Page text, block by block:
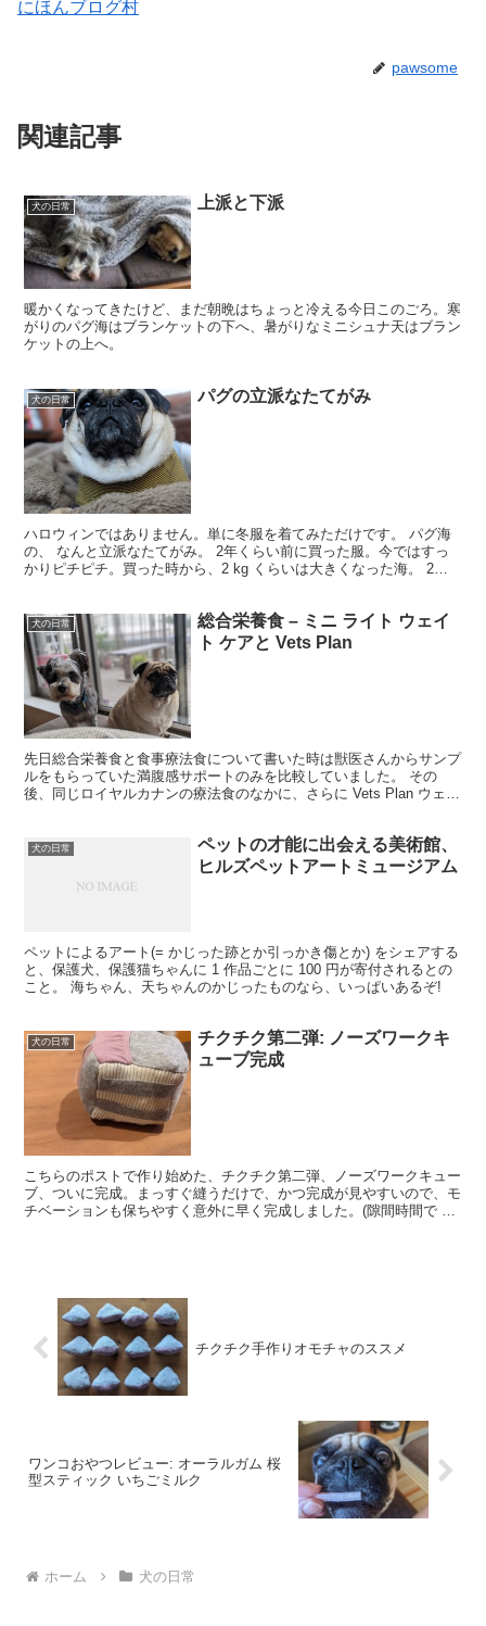
にほんブログ村
pawsome
関連記事
犬の日常 上派と下派
暖かくなってきたけど、まだ朝晩はちょっと冷える今日このごろ。寒
がりのパグ海はブランケットの下へ、暑がりなミニシュナ天はブラン
ケットの上へ。
犬の日常 パグの立派なたてがみ
ハロウィンではありません。単に冬服を着てみただけです。 パグ海
の、 なんと立派なたてがみ。 2年くらい前に買った服。今ではすっ
かりピチピチ。買った時から、2 kg くらいは大きくなった海。 2年
犬の日常
総合栄養食 – ミニ ライト ウェイ
ト ケアと Vets Plan
先日総合栄養食と食事療法食について書いた時は獣医さんからサンプ
ルをもらっていた満腹感サポートのみを比較していました。 その
後、同じロイヤルカナンの療法食のなかに、さらに Vets Plan ウェイ
犬の日常
ペットの才能に出会える美術館、
ヒルズペットアートミュージアム
ペットによるアート(= かじった跡とか引っかき傷とか) をシェアする
と、保護犬、保護猫ちゃんに 1 作品ごとに 100 円が寄付されるとの
こと。 海ちゃん、天ちゃんのかじったものなら、いっぱいあるぞ!
犬の日常
チクチク第二弾: ノーズワークキ
ューブ完成
こちらのポストで作り始めた、チクチク第二弾、ノーズワークキュー
ブ、ついに完成。まっすぐ縫うだけで、かつ完成が見やすいので、モ
チベーションも保ちやすく意外に早く完成しました。(隙間時間で 1
チクチク手作りオモチャのススメ
ワンコおやつレビュー: オーラルガム 桜
型スティック いちごミルク
ホーム 犬の日常